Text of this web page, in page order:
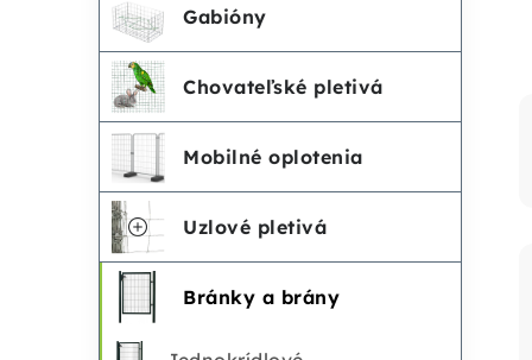
n
e
Gabióny
Chovateľské pletivá
Mobilné oplotenia
Uzlové pletivá
Bránky a brány